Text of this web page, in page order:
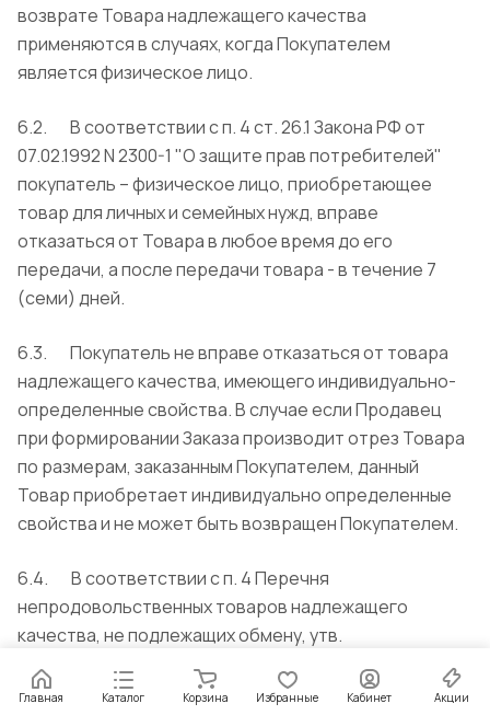
возврате Товара надлежащего качества
применяются в случаях, когда Покупателем
является физическое лицо.
6.2. В соответствии с п. 4 ст. 26.1 Закона РФ от
07.02.1992 N 2300-1 "О защите прав потребителей"
покупатель – физическое лицо, приобретающее
товар для личных и семейных нужд, вправе
отказаться от Товара в любое время до его
передачи, а после передачи товара - в течение 7
(семи) дней.
6.3. Покупатель не вправе отказаться от товара
надлежащего качества, имеющего индивидуально-
определенные свойства. В случае если Продавец
при формировании Заказа производит отрез Товара
по размерам, заказанным Покупателем, данный
Товар приобретает индивидуально определенные
свойства и не может быть возвращен Покупателем.
6.4. В соответствии с п. 4 Перечня
непродовольственных товаров надлежащего
качества, не подлежащих обмену, утв.
Постановлением Правительства РФ от 31.12.2020 N
2463, не подлежат возврату или обмену на
Главная Каталог Корзина Избранные Кабинет Акции